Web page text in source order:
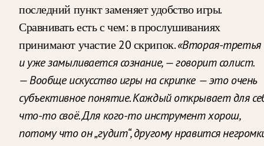
последний пункт заменяет удобство игры.
Сравнивать есть с чем: в прослушиваниях
принимают участие 20 скрипок.«Вторая-третья
и уже замыливается сознание, — говорит солист.
— Вообще искусство игры на скрипке — это очень
субъективное понятие. Каждый открывает для
что-то своё. Для кого-то инструмент хорош,
потому что он „гудит“, другому нравится